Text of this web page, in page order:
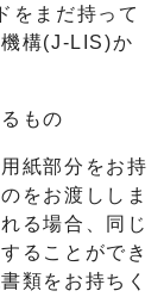
をまだ持って
構(J-LIS)か
もの
紙部分をお持
をお渡ししま
る場合、同じ
ることができ
類をお持ちく